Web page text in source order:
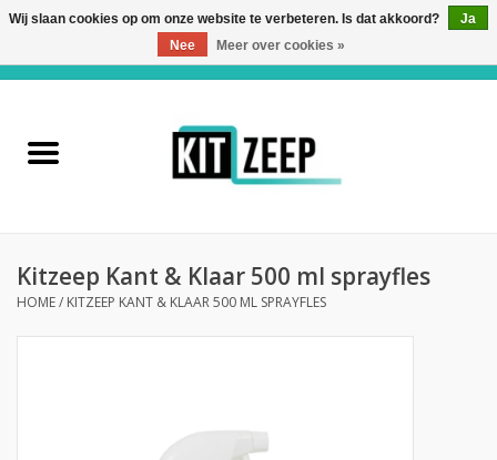
Kitzeep
Verwerkingsmateriaal
Kitzeep Kant & Klaar 500 ml sprayfles
HOME/ KITZEEP KANT & KLAAR 500 ML SPRAYFLES
Wij slaan cookies op om onze website te verbeteren. Is dat akkoord?
Ja
Nee
Meer over cookies »